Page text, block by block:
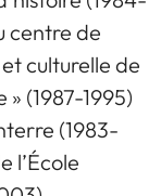
centre de
culturelle de
(1987-1995)
(1983-
l’École